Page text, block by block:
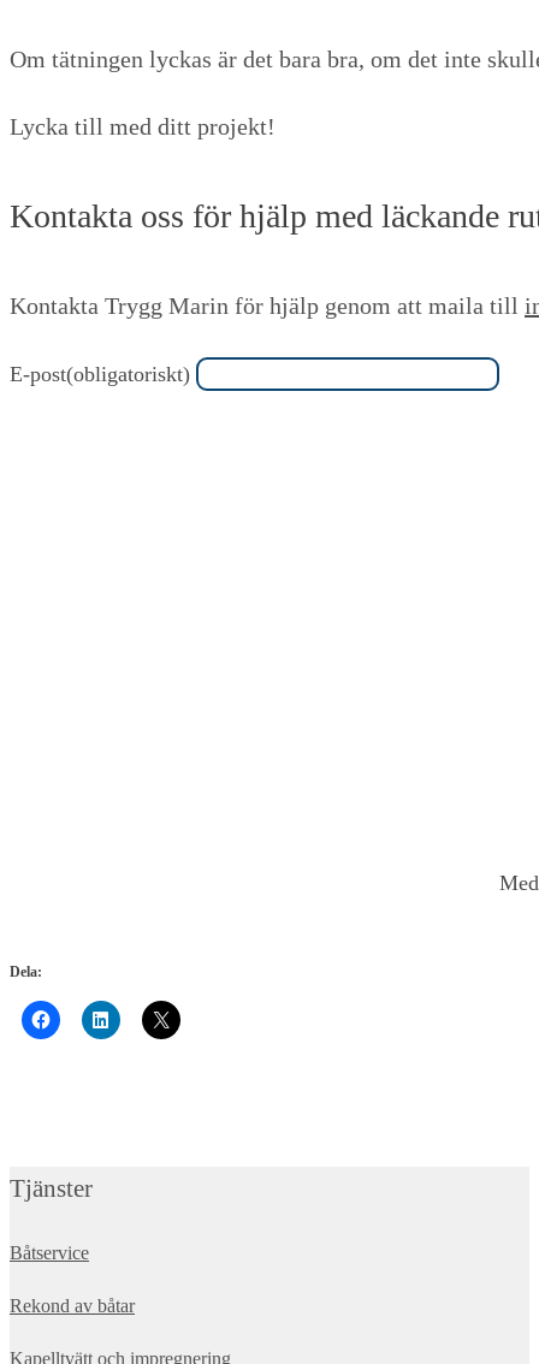
Om tätningen lyckas är det bara bra, om det inte
Lycka till med ditt projekt!
Kontakta oss för hjälp med läckande
Kontakta Trygg Marin för hjälp genom att maila till
E-post(obligatoriskt)
Dela:
Tjänster
Båtservice
Rekond av båtar
Kapelltvätt och impregnering